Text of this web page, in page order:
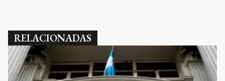
RELACIONADAS